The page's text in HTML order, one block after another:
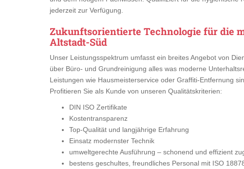
jederzeit zur Verfügung.
Zukunftsorientierte Technologie für die
Altstadt-Süd
Unser Leistungsspektrum umfasst ein breites Angebot von
über Büro- und Grundreinigung alles was moderne
Leistungen wie Hausmeisterservice oder Graffiti-Entfernung
Profitieren Sie als Kunde von unseren Qualitätskriterien:
DIN ISO Zertifikate
Kostentransparenz
Top-Qualität und langjährige Erfahrung
Einsatz modernster Technik
umweltgerechte Ausführung – schonend und effizient
bestens geschultes, freundliches Personal mit ISO